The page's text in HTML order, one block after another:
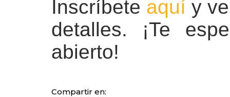
Inscríbete aquí y
detalles. ¡Te
abierto!
Compartir en: